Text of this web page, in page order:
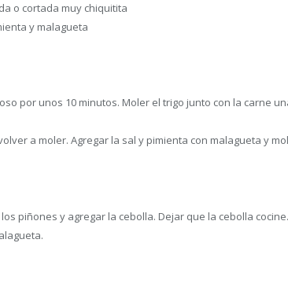
o cortada muy chiquitita
y malagueta
por unos 10 minutos. Moler el trigo junto con la carne
a moler. Agregar la sal y pimienta con malagueta y
piñones y agregar la cebolla. Dejar que la cebolla